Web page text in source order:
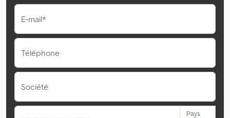
E-mail*
Téléphone
Société
Pays